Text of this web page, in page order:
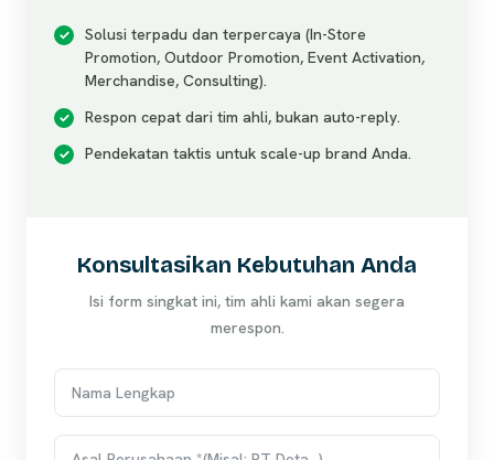
Solusi terpadu dan terpercaya (In-Store
Promotion, Outdoor Promotion, Event Activation,
Merchandise, Consulting).
Respon cepat dari tim ahli, bukan auto-reply.
Pendekatan taktis untuk scale-up brand Anda.
Konsultasikan Kebutuhan Anda
Isi form singkat ini, tim ahli kami akan segera
merespon.